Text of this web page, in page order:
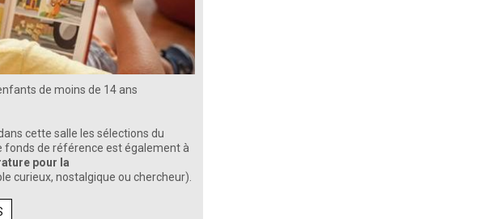
de moins de 14 ans
cette salle les sélections du
fonds de référence est également à
pour la
curieux, nostalgique ou chercheur).